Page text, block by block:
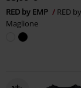
RED by EMP
RED
Maglione